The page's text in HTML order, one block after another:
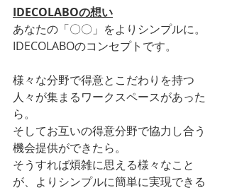
IDECOLABOの想い
あなたの「〇〇」をよりシンプルに。
IDECOLABOのコンセプトです。
様々な分野で得意とこだわりを持つ
人々が集まるワークスペースがあった
ら。
そしてお互いの得意分野で協力し合う
機会提供ができたら。
そうすれば煩雑に思える様々なこと
が、よりシンプルに簡単に実現できる